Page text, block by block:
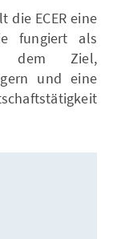
die ECER eine
fungiert als
dem Ziel,
und eine